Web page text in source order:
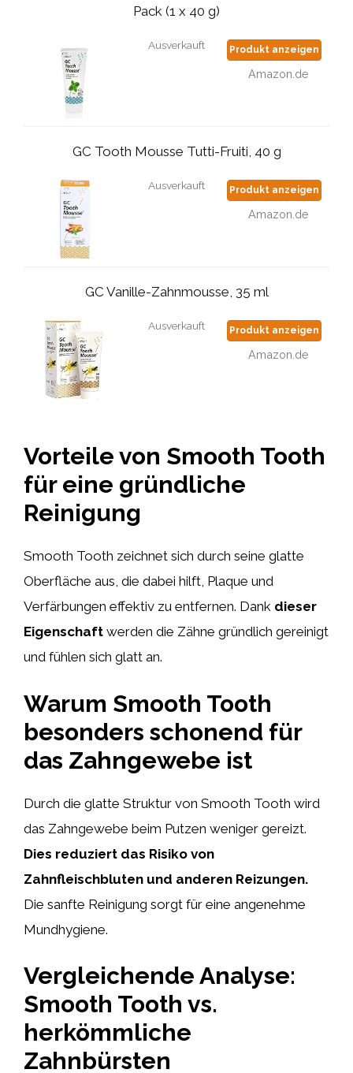
Pack (1 x 40 g)
Ausverkauft Produkt anzeigen
Amazon.de
GC Tooth Mousse Tutti-Fruiti, 40 g
Ausverkauft Produkt anzeigen
Amazon.de
GC Vanille-Zahnmousse, 35 ml
Ausverkauft Produkt anzeigen
Amazon.de
Vorteile von Smooth Tooth
für eine gründliche
Reinigung
Smooth Tooth zeichnet sich durch seine glatte
Oberfläche aus, die dabei hilft, Plaque und
Verfärbungen effektiv zu entfernen. Dank dieser
Eigenschaft werden die Zähne gründlich gereinigt
und fühlen sich glatt an.
Warum Smooth Tooth
besonders schonend für
das Zahngewebe ist
Durch die glatte Struktur von Smooth Tooth wird
das Zahngewebe beim Putzen weniger gereizt.
Dies reduziert das Risiko von
Zahnfleischbluten und anderen Reizungen.
Die sanfte Reinigung sorgt für eine angenehme
Mundhygiene.
Vergleichende Analyse:
Smooth Tooth vs.
herkömmliche
Zahnbürsten